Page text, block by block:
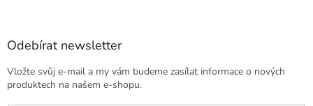
Odebírat newsletter
Vložte svůj e-mail a my vám budeme zasílat informace o nových
produktech na našem e-shopu.